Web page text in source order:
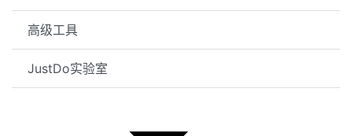
高级工具
JustDo实验室